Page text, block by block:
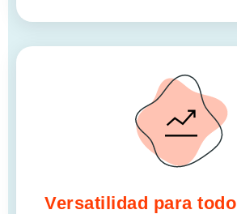
Versatilidad para todo